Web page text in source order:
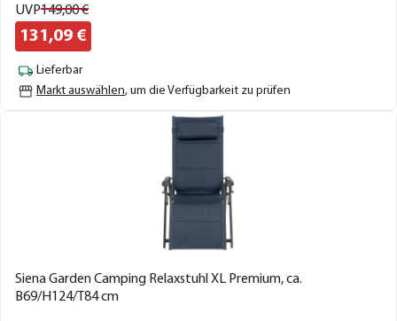
UVP149,00€
131,09 €
Lieferbar
Markt auswählen, um die Verfügbarkeit zu prüfen
Siena Garden Camping Relaxstuhl XL Premium, ca.
B69/H124/T84 cm